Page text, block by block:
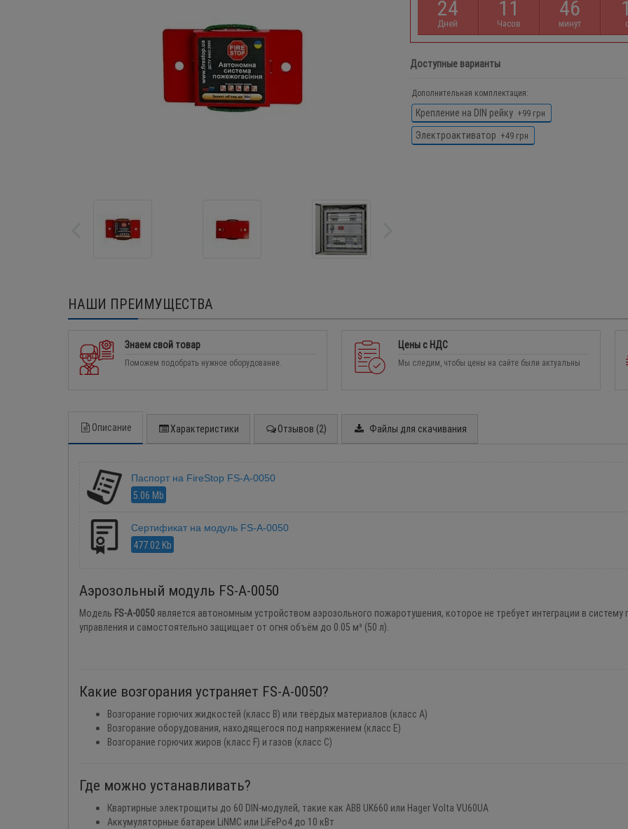
24
Дней
11
Часов
46
минут
1
Доступные варианты
Дополнительная комплектация:
Крепление на DIN рейку +99 грн
Электроактиватор +49 грн
НАШИ ПРЕИМУЩЕСТВА
Знаем свой товар
Поможем подобрать нужное оборудование.
Цены с НДС
Мы следим, чтобы цены на сайте были актуальны
Описание Характеристики Отзывов (2) Файлы для скачивания
Паспорт на FireStop FS-A-0050
5.06 Mb
Сертификат на модуль FS-A-0050
477.02 Kb
Аэрозольный модуль FS-A-0050
Модель FS-A-0050 является автономным устройством аэрозольного пожаротушения, которое не требует интеграции в
управления и самостоятельно защищает от огня объём до 0.05 м³ (50 л).
Какие возгорания устраняет FS-A-0050?
Возгорание горючих жидкостей (класс B) или твёрдых материалов (класс А)
Возгорание оборудования, находящегося под напряжением (класс E)
Возгорание горючих жиров (класс F) и газов (класс С)
Где можно устанавливать?
Квартирные электрощиты до 60 DIN-модулей, такие как ABB UK660 или Hager Volta VU60UA
Аккумуляторные батареи LiNMC или LiFePo4 до 10 кВт